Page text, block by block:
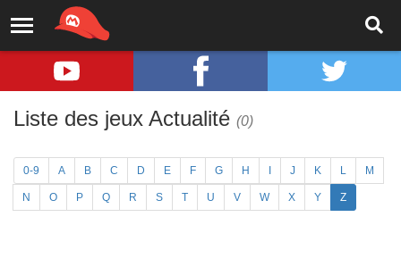
Liste des jeux Actualité (0)
0-9 A B C D E F G H J K L M
N O P Q R S T U V W X Y Z